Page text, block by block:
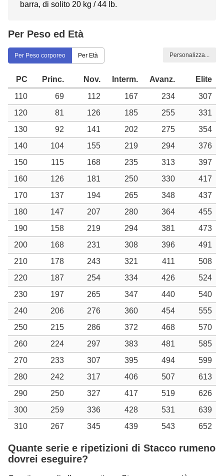
barra, di solito 20 kg / 44 lb.
Per Peso ed Età
Per Peso corporeo Per Età Personalizza...
PC Princ. Nov. Interm. Avanz.
Elite
110
69 112 167 234
307
120
81 126 185 255
331
130
92 141 202 275
354
140
104 155 219 294
376
150
115 168 235 313
397
160
126 181 250 330
417
170
137 194 265 348
437
180
147 207 280 364
455
190
158 219 294 381
473
200
168 231 308 396
491
210
178 243 321 411
508
220
187 254 334 426
524
230
197 265 347 440
540
240
206 276 360 454
555
250
215 286 372 468
570
260
224 297 383 481
585
270
233 307 395 494
599
280
242 317 406 507
613
290
250 327 417 519
626
300
259 336 428 531
639
310
267 345 439 543 652
Quante serie e ripetizioni di Stacco rumeno
dovrei eseguire?